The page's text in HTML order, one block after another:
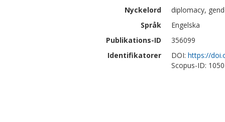
Nyckelord
diplomacy,
Språk
Engelska
Publikations-ID
356099
Identifikatorer
DOI: https://
Scopus-ID: